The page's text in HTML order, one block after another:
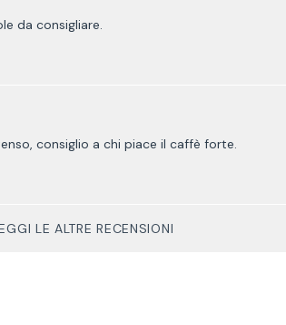
da consigliare.
consiglio a chi piace il caffè forte.
LE ALTRE RECENSIONI